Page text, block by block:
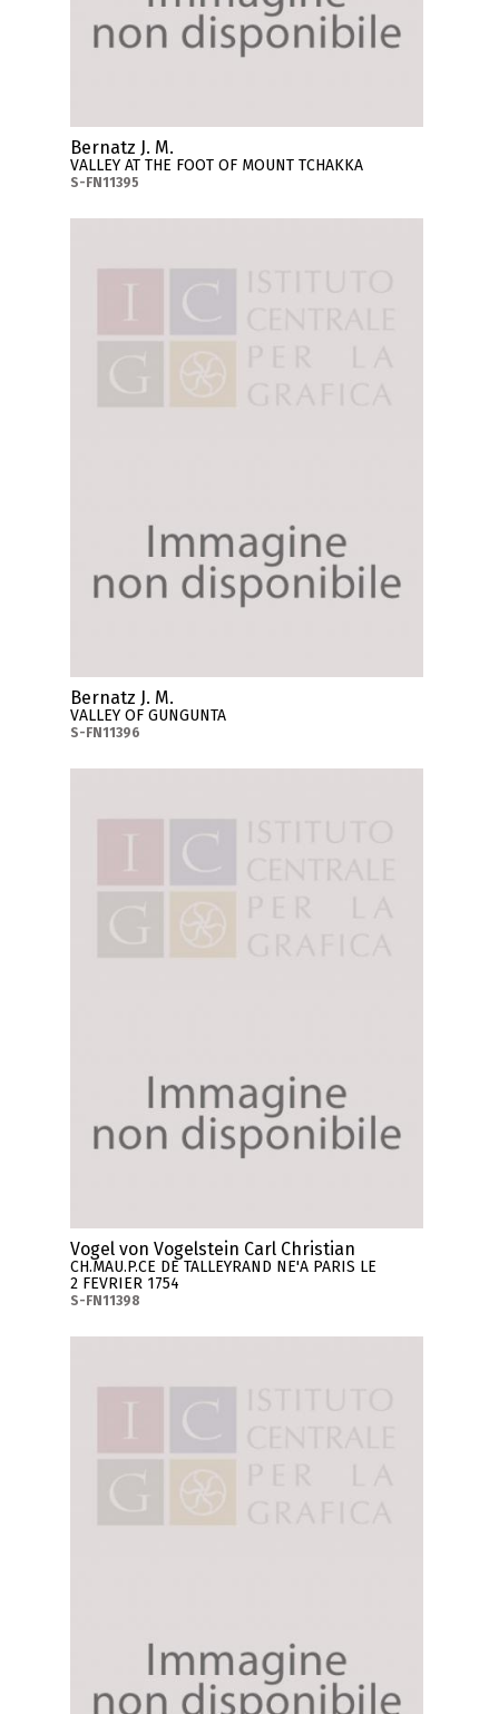
Bernatz J. M.
VALLEY AT THE FOOT OF MOUNT TCHAKKA
S-FN11395
Bernatz J. M.
VALLEY OF GUNGUNTA
S-FN11396
Vogel von Vogelstein Carl Christian
CH.MAU.P.CE DE TALLEYRAND NE'A PARIS LE
2 FEVRIER 1754
S-FN11398